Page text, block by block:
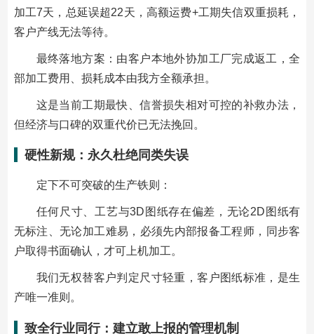
加工7天，总延误超22天，高额运费+工期失信双重损耗，
客户产线无法等待。
最终落地方案：由客户本地外协加工厂完成返工，全
部加工费用、损耗成本由我方全额承担 。
这是当前工期最快、信誉损失相对可控的补救办法，
但经济与口碑的双重代价已无法挽回。
硬性新规：永久杜绝同类失误
定下不可突破的生产铁则：
任何尺寸、工艺与3D图纸存在偏差，无论2D图纸有
无标注、无论加工难易，必须先内部报备工程师，同步客
户取得书面确认，才可上机加工。
我们无权替客户判定尺寸轻重，客户图纸标准，是生
产唯一准则。
致全行业同行：建立敢上报的管理机制